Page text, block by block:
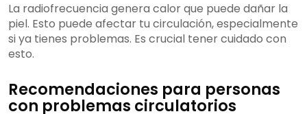
La radiofrecuencia genera calor que puede dañar la
piel. Esto puede afectar tu circulación, especialmente
si ya tienes problemas. Es crucial tener cuidado con
esto.
Recomendaciones para personas
con problemas circulatorios